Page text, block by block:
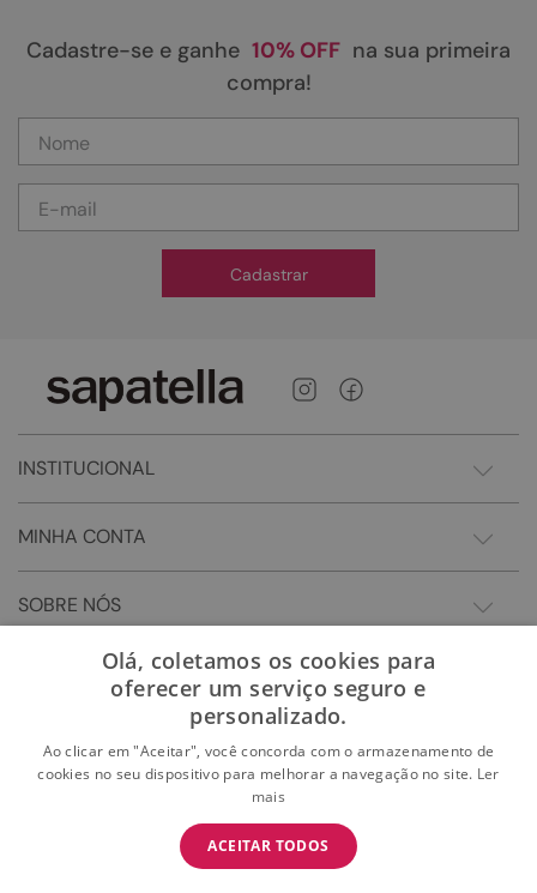
BAIXE O APP
E garanta 15% OFF na primeira compra
Cadastre-se e ganhe 10% OFF na sua primeira
compra!
Cadastrar
INSTITUCIONAL
MINHA CONTA
SOBRE NÓS
Olá, coletamos os cookies para
oferecer um serviço seguro e
personalizado.
Ao clicar em "Aceitar", você concorda com o armazenamento de
cookies no seu dispositivo para melhorar a navegação no site. Ler
mais
ACEITAR TODOS